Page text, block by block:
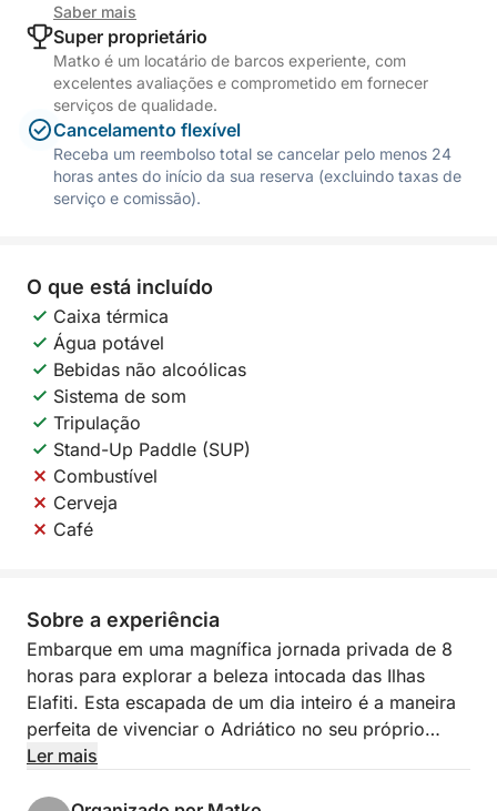
Saber mais
Super proprietário
Matko é um locatário de barcos experiente, com
excelentes avaliações e comprometido em fornecer
serviços de qualidade.
Cancelamento flexível
Receba um reembolso total se cancelar pelo menos 24
horas antes do início da sua reserva (excluindo taxas de
serviço e comissão).
O que está incluído
Caixa térmica
Água potável
Bebidas não alcoólicas
Sistema de som
Tripulação
Stand-Up Paddle (SUP)
Combustível
Cerveja
Café
Sobre a experiência
Embarque em uma magnífica jornada privada de 8
horas para explorar a beleza intocada das Ilhas
Elafiti. Esta escapada de um dia inteiro é a maneira
perfeita de vivenciar o Adriático no seu próprio
ritmo, com opções de embarque convenientes em
Ler mais